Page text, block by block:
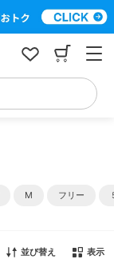
M フリー
並び替え 表示